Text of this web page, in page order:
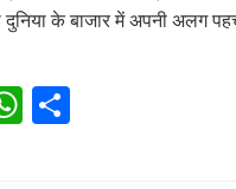
के बाजार में अपनी अलग
W
h